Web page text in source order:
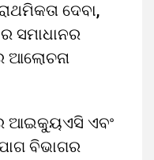
ଦେବା,
ସମାଧାନର
ଆଲୋଚନା
ଆଇକ୍ୟୁଏସି ଏବଂ
ବିଭାଗର